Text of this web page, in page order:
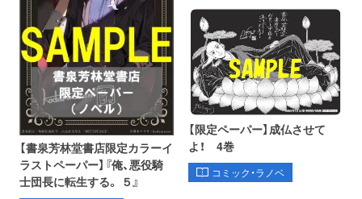
【書泉芳林堂書店限定カラーイ
ラストペーパー】『俺、悪役騎
士団長に転生する。 ５』
【限定ペーパー】成仏させて
よ！ 4巻
コミック・ラノベ